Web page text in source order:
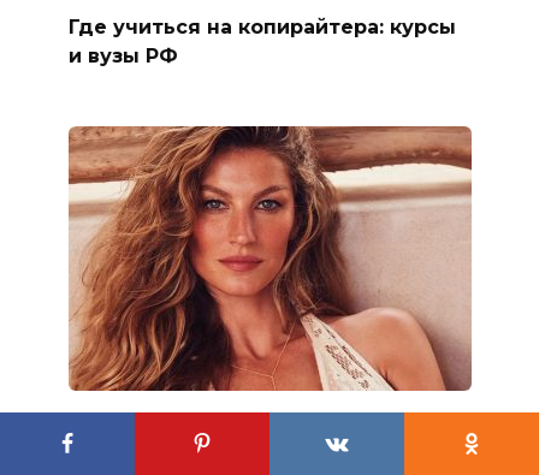
Где учиться на копирайтера: курсы
и вузы РФ
модели в мире в 2025